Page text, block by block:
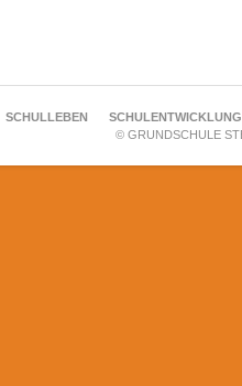
SCHULLEBEN SCHULENTWICKLUNG
© GRUNDSCHULE